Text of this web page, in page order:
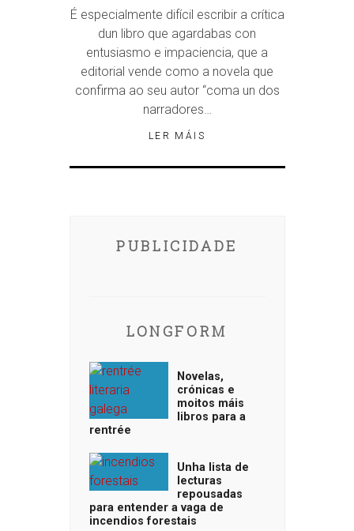
É especialmente difícil escribir a crítica
dun libro que agardabas con
entusiasmo e impaciencia, que a
editorial vende como a novela que
confirma ao seu autor “coma un dos
narradores…
LER MÁIS
PUBLICIDADE
LONGFORM
Novelas,
crónicas e
moitos máis
libros para a
rentrée
Unha lista de
lecturas
repousadas
para entender a vaga de
incendios forestais